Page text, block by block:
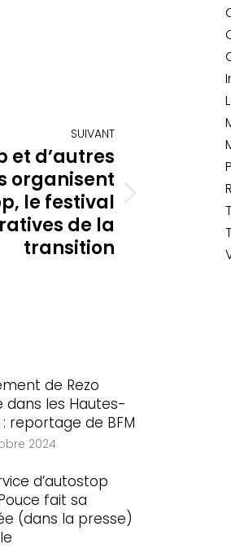
SUIVANT
et d’autres
organisent
le festival
de la
transition
de Rezo
dans les Hautes-
reportage de BFM
2024
d’autostop
fait sa
(dans la presse)